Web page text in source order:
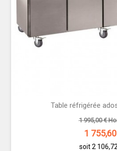
Table réfrigérée
1 995,00 €
1 755,60
soit 2